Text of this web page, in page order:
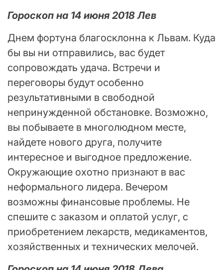
Гороскоп на 14 июня 2018 Лев
Днем фортуна благосклонна к Львам. Куда
бы вы ни отправились, вас будет
сопровождать удача. Встречи и
переговоры будут особенно
результативными в свободной
непринужденной обстановке. Возможно,
вы побываете в многолюдном месте,
найдете нового друга, получите
интересное и выгодное предложение.
Окружающие охотно признают в вас
неформального лидера. Вечером
возможны финансовые проблемы. Не
спешите с заказом и оплатой услуг, с
приобретением лекарств, медикаментов,
хозяйственных и технических мелочей.